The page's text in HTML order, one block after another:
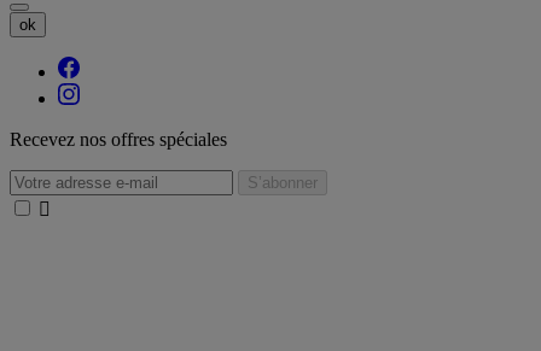
ok
Recevez nos offres spéciales
